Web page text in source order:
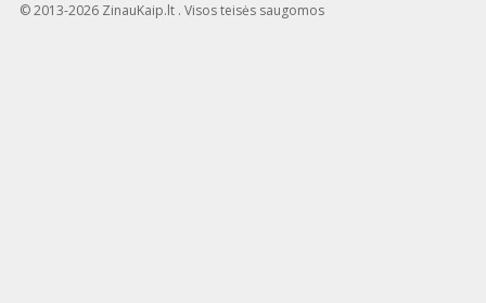
© 2013-2026 ZinauKaip.lt . Visos teisės saugomos